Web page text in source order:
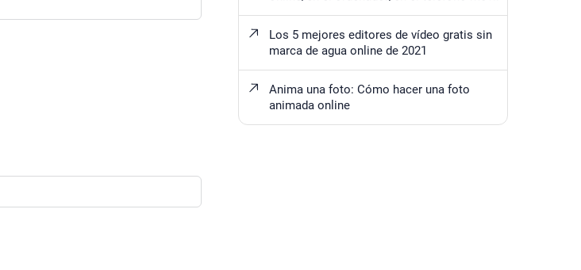
Los 5 mejores editores de vídeo gratis sin
marca de agua online de 2021
Anima una foto: Cómo hacer una foto
animada online